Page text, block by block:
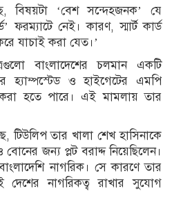
‘বেশ সন্দেহজনক’ যে
ফরম্যাটে নেই। কারণ, স্মার্ট কার্ড
যাচাই করা যেত।’
বাংলাদেশের চলমান একটি
হ্যাম্পস্টেড ও হাইগেটের এমপি
করা হতে পারে। এই মামলায় তার
টিউলিপ তার খালা শেখ হাসিনাকে
জন্য প্লট বরাদ্দ নিয়েছিলেন।
নাগরিক। সে কারণে তার
দেশের নাগরিকত্ব রাখার সুযোগ